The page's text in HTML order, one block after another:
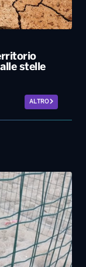
stelle
ALTRO